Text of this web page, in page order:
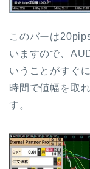
このバーは
いますので、
いうことがすぐ
時間で値幅を取
す。